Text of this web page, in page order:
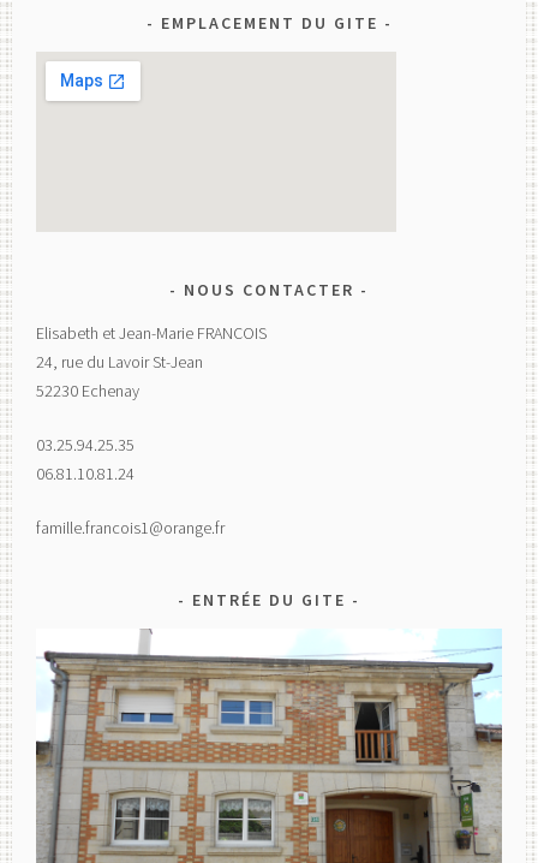
EMPLACEMENT DU GITE
NOUS CONTACTER
Elisabeth et Jean-Marie FRANCOIS
24, rue du Lavoir St-Jean
52230 Echenay
03.25.94.25.35
06.81.10.81.24
famille.francois1@orange.fr
ENTRÉE DU GITE